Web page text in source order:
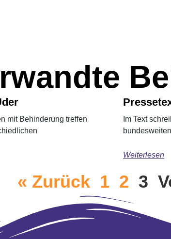
mit Behinderung treffen
Im Text
Weiterlesen
« Zurück 1 2 3